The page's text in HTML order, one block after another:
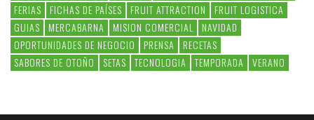
FERIAS
FICHAS DE PAÍSES FRUIT ATTRACTION
FRUIT LOGISTICA
GUIAS
MERCABARNA MISION COMERCIAL
NAVIDAD
OPORTUNIDADES DE NEGOCIO
PRENSA
RECETAS
SABORES DE OTOÑO
SETAS TECNOLOGIA TEMPORADA VERANO